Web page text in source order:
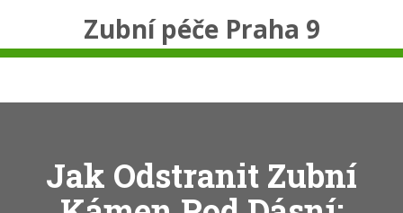
Zubní péče Praha 9
Jak Odstranit Zubní